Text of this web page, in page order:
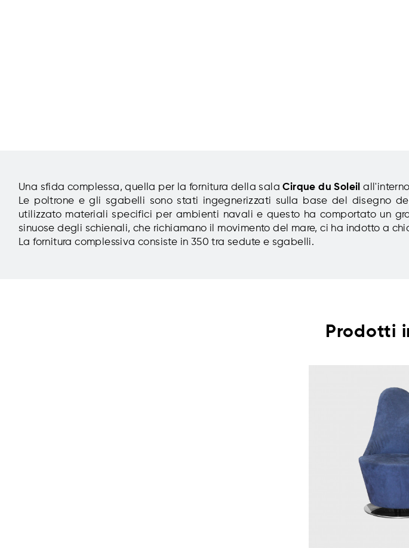
Una sfida complessa, quella per la fornitura della salaCirque du Soleil
Le poltrone e gli sgabelli sono stati ingegnerizzati sulla base del disegno
utilizzato materiali specifici per ambienti navali e questo ha comportato un
sinuose degli schienali, che richiamano il movimento del mare, ci ha indotto a
La fornitura complessiva consiste in 350 tra sedute e sgabelli.
Prodotti